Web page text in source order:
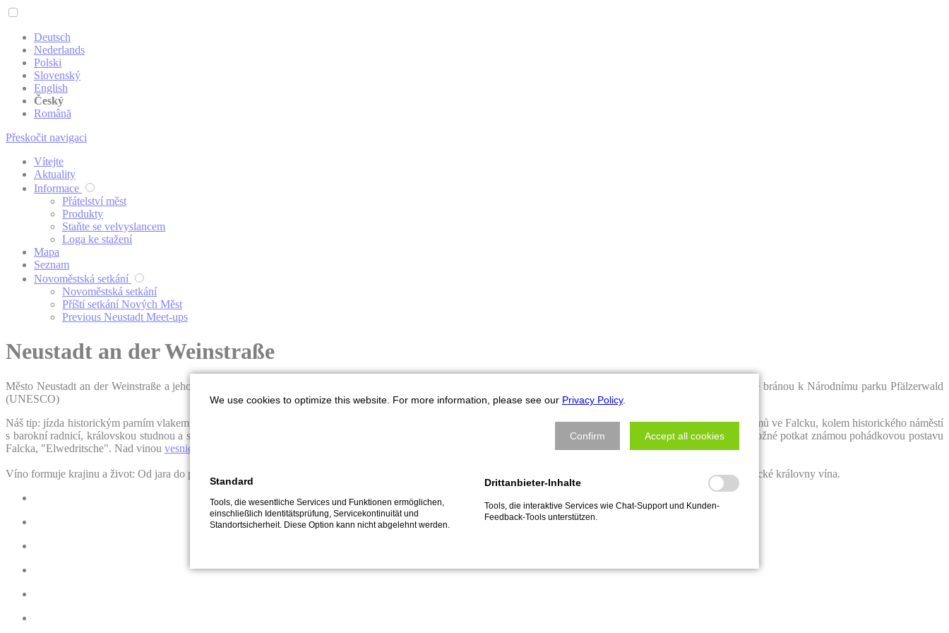
Deutsch
Nederlands
Polski
Slovenský
English
Český
Română
Přeskočit navigaci
Vítejte
Aktuality
Informace
Přátelství měst
Produkty
Staňte se velvyslancem
Loga ke stažení
Mapa
Seznam
Novoměstská setkání
Novoměstská setkání
Příští setkání Nových Měst
Previous Neustadt Meet-ups
Neustadt an der Weinstraße
Město Neustadt an der Weinstraße a jeho 8 vinných vesnic se nacházejí na jihozápadě Německa, ve vinařské oblasti Falc, přímo ve středu německé vinařské cesty a je bránou k Národnímu parku Pfälzerwald
(UNESCO)
Náš tip: jízda historickým parním vlakem "Kuckucksbähnel" romantickým elmsteinerským údolím. Historické staré město se prezentuje největším počtem roubených domů ve Falcku, kolem historického náměstí
s barokní radnicí, královskou studnou a s gotickým kostelem, s mezníkem města. V jeho severní věži visí největší zvon z lité oceli na světě. U Elwedritovi studny je možné potkat známou pohádkovou postavu
Falcka, "Elwedritsche". Nad vinou vesnicí Hambach trůní hambašský zámek, dějiště hambachských oslav a "kolébka německé demokracie".
Víno formuje krajinu a život: Od jara do podzimu se konají vinné slavnosti: vyvrcholením oslav jsou Německé vinné slavnosti s a korunovace německé královny vína.
We use cookies to optimize this website. For more information, please see our Privacy Policy.
Confirm Accept all cookies
Standard
Tools, die wesentliche Services und Funktionen ermöglichen,
einschließlich Identitätsprüfung, Servicekontinuität und
Standortsicherheit. Diese Option kann nicht abgelehnt werden.
Drittanbieter-Inhalte
Tools, die interaktive Services wie Chat-Support und Kunden-
Feedback-Tools unterstützen.